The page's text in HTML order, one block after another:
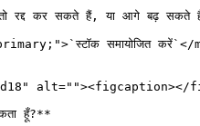
तो रद्द कर सकते हैं, या आगे बढ़
समायोजित
हूँ?**